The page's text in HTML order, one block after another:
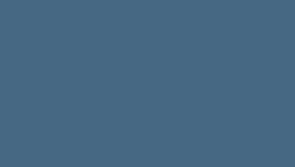
specialistų
besikeičiančio